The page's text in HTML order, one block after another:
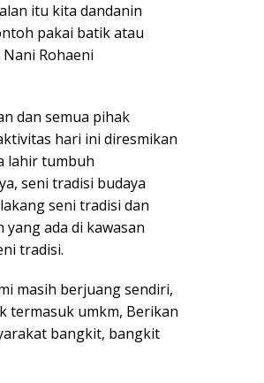
itu kita dandanin
pakai batik atau
Rohaeni
dan semua pihak
hari ini diresmikan
lahir tumbuh
seni tradisi budaya
seni tradisi dan
ada di kawasan
tradisi.
masih berjuang sendiri,
termasuk umkm, Berikan
bangkit, bangkit